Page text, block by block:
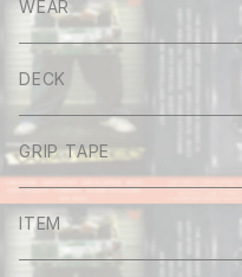
WEAR
Tee
Long sleeve
Shirt
DECK
GRIP TAPE
ITEM